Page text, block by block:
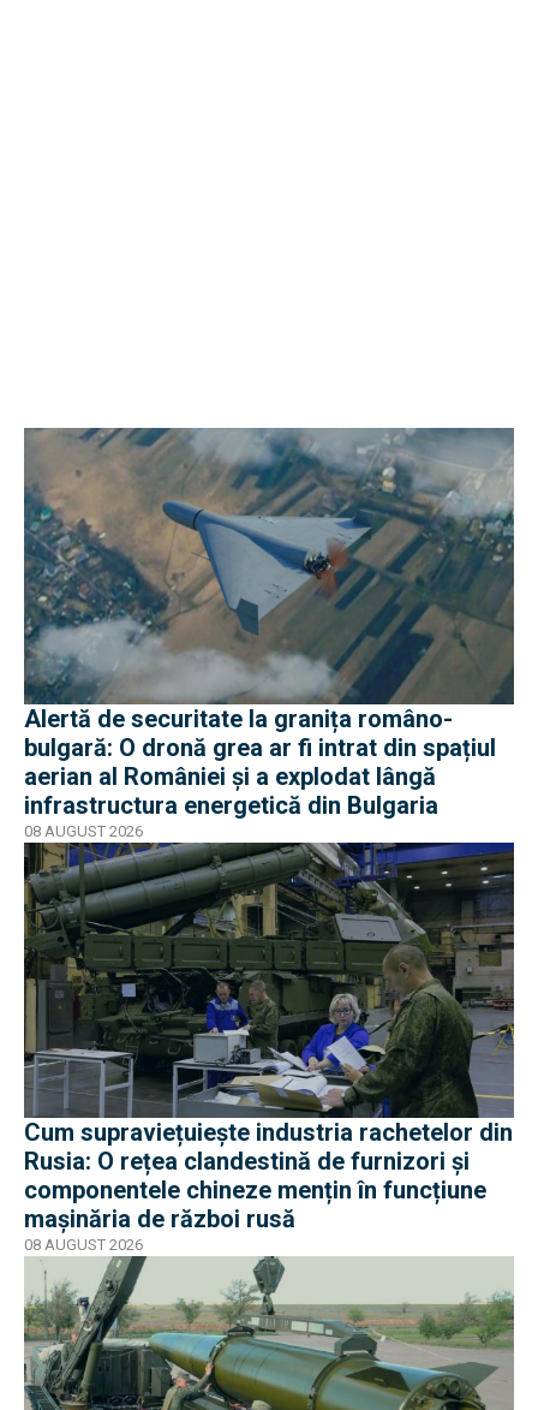
Alertă de securitate la granița româno-
bulgară: O dronă grea ar fi intrat din spațiul
aerian al României și a explodat lângă
infrastructura energetică din Bulgaria
08 AUGUST 2026
Cum supraviețuiește industria rachetelor din
Rusia: O rețea clandestină de furnizori și
componentele chineze mențin în funcțiune
mașinăria de război rusă
08 AUGUST 2026